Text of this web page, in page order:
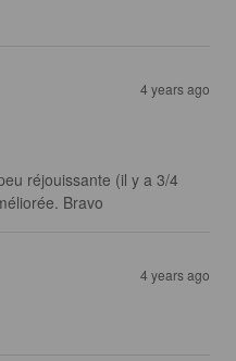
4 years ago
réjouissante (il y a 3/4
Bravo
4 years ago